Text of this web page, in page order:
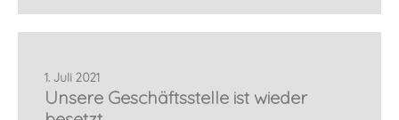
1. Juli 2021
Unsere Geschäftsstelle ist wieder